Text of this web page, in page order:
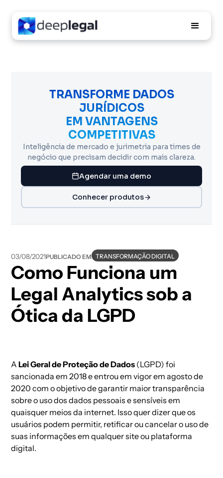
TRANSFORME DADOS
JURÍDICOS
EM VANTAGENS
COMPETITIVAS
Inteligência de mercado e jurimetria para times de
negócio que precisam decidir com mais clareza.
Agendar uma demo
Conhecer produtos
03/08/2021PUBLICADO EM TRANSFORMAÇÃO DIGITAL
Como Funciona um
Legal Analytics sob a
Ótica da LGPD
ALei Geral de Proteção de Dados (LGPD) foi
sancionada em 2018 e entrou em vigor em agosto de
2020 com o objetivo de garantir maior transparência
sobre o uso dosdados pessoais e sensíveis em
quaisquer meios da internet. Isso quer dizer que os
usuários podem permitir, retificar ou cancelar o uso de
suas informações em qualquer site ou plataforma
digital.